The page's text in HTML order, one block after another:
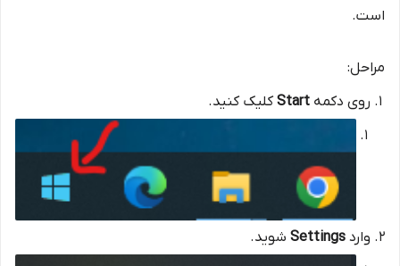
است.
مراحل:
روی دکمه Startکلیک کنید.
وارد Settings شوید.